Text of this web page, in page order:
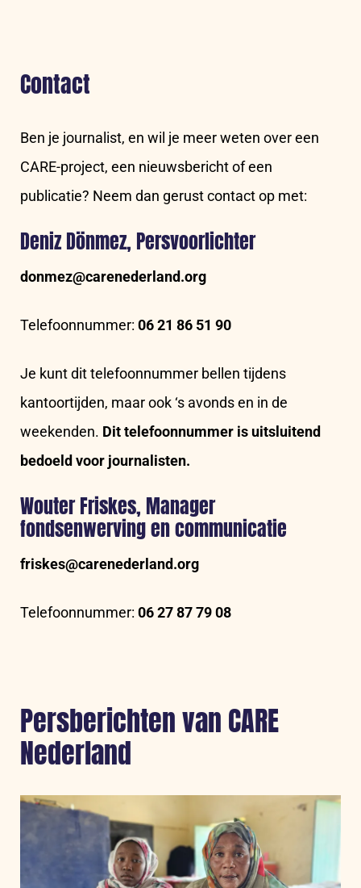
Contact
Ben je journalist, en wil je meer weten over een
CARE-project, een nieuwsbericht of een
publicatie? Neem dan gerust contact op met:
Deniz Dönmez, Persvoorlichter
donmez@carenederland.org
Telefoonnummer: 06 21 86 51 90
Je kunt dit telefoonnummer bellen tijdens
kantoortijden, maar ook‘s avondsen in de
weekenden. Dit telefoonnummer is uitsluitend
bedoeld voor journalisten.
Wouter Friskes, Manager
fondsenwerving en communicatie
friskes@carenederland.org
Telefoonnummer: 06 27 87 79 08
Persberichten van CARE
Nederland